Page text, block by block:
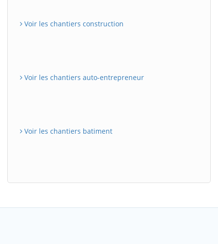
Voir les chantiers construction
Voir les chantiers auto-entrepreneur
Voir les chantiers batiment